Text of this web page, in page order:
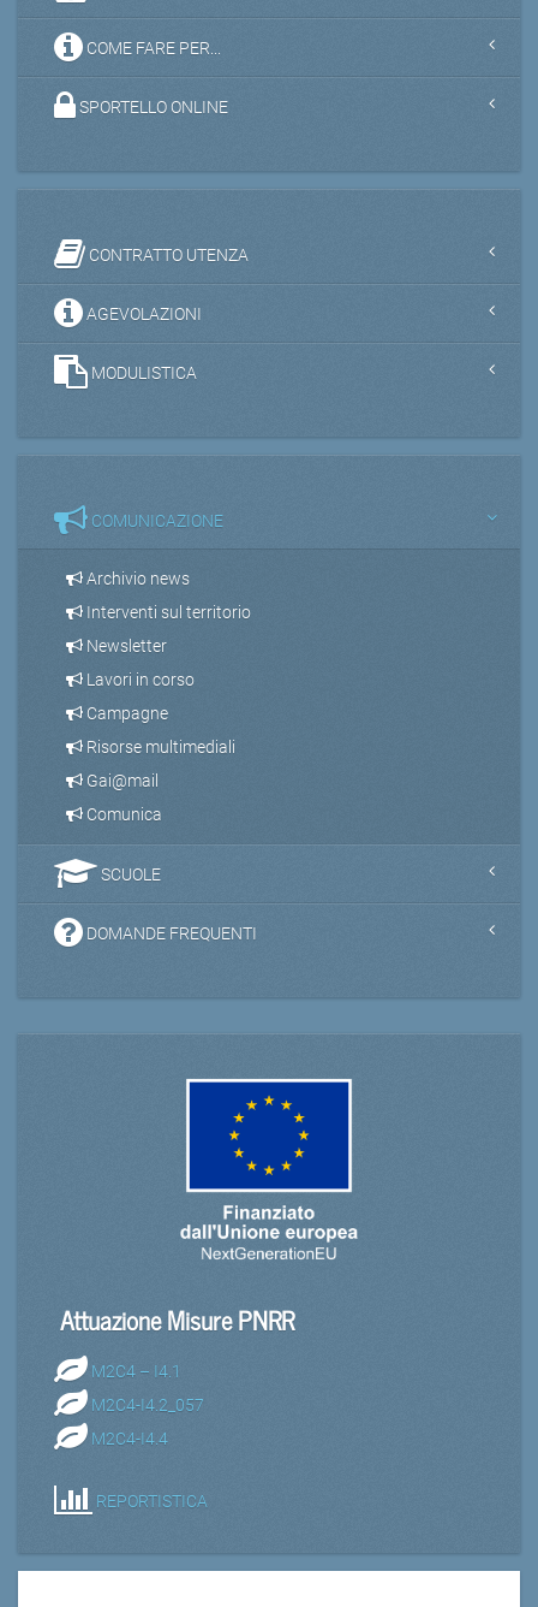
COME FARE PER...
SPORTELLO ONLINE
CONTRATTO UTENZA
AGEVOLAZIONI
MODULISTICA
COMUNICAZIONE
Archivio news
Interventi sul territorio
Newsletter
Lavori in corso
Campagne
Risorse multimediali
Gai@mail
Comunica
SCUOLE
DOMANDE FREQUENTI
Attuazione Misure PNRR
M2C4 – I4.1
M2C4-I4.2_057
M2C4-I4.4
REPORTISTICA